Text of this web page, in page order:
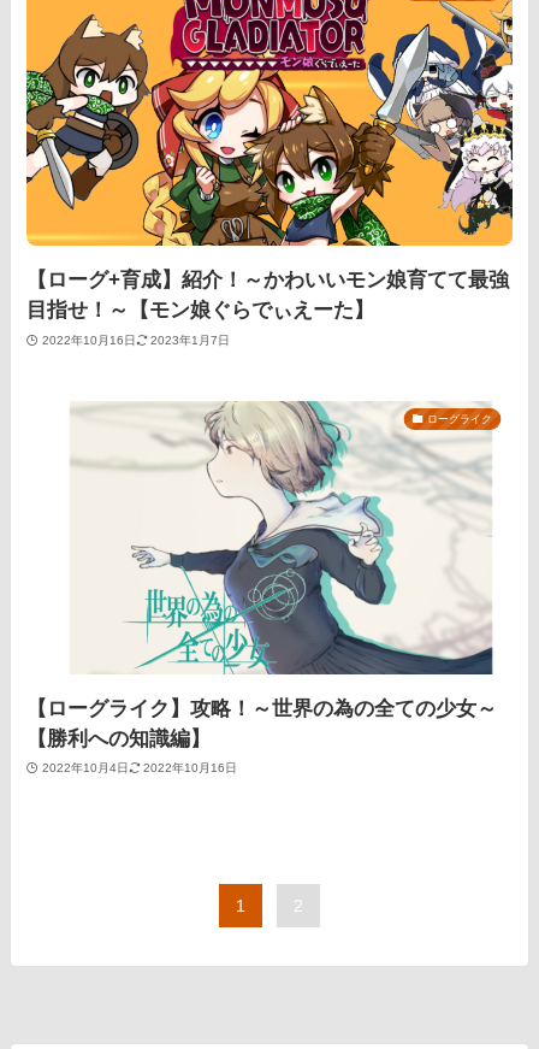
【ローグ+育成】紹介！～かわいいモン娘育てて最強
目指せ！～【モン娘ぐらでぃえーた】
2022年10月16日 2023年1月7日
ローグライク
【ローグライク】攻略！～世界の為の全ての少女～
【勝利への知識編】
2022年10月4日 2022年10月16日
1 2